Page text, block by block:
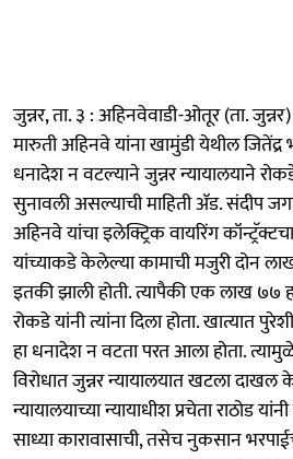
जुन्नर, ता. ३ : अहिनवेवाडी-ओतूर (ता.
मारुती अहिनवे यांना खामुंडी येथील जितेंद्र
धनादेश न वटल्याने जुन्नर न्यायालयाने रोकडे
सुनावली असल्याची माहिती ॲड. संदीप
अहिनवे यांचा इलेक्ट्रिक वायरिंग
यांच्याकडे केलेल्या कामाची मजुरी दोन
इतकी झाली होती. त्यापैकी एक लाख ७७
रोकडे यांनी त्यांना दिला होता. खात्यात
हा धनादेश न वटता परत आला होता.
विरोधात जुन्नर न्यायालयात खटला दाखल
न्यायालयाच्या न्यायाधीश प्रचेता राठोड
साध्या कारावासाची, तसेच नुकसान